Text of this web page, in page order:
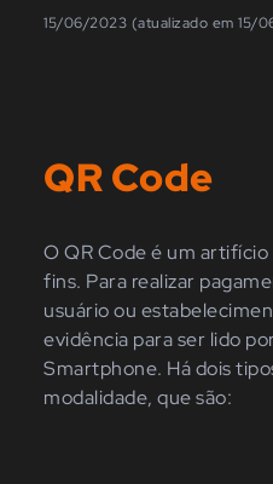
15/06/2023 (atualizado em 15/
QR Code
O QR Code é um
fins. Para realizar
usuário ou
evidência para ser lido
Smartphone. Há dois
modalidade, que são: